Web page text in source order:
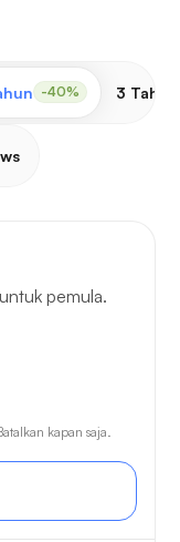
-40% 3 Tahun
pemula.
kapan saja.